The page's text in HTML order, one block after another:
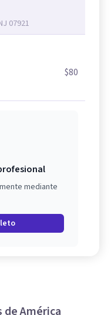
07921
$80
mediante
de América